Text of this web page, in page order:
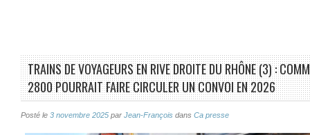
TRAINS DE VOYAGEURS EN RIVE DROITE DU RHÔNE (3) :
2800 POURRAIT FAIRE CIRCULER UN CONVOI EN 2026
Posté le 3 novembre 2025 par Jean-François dans Ca presse